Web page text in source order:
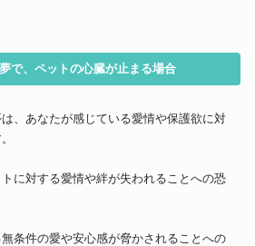
で、ペットの心臓が止まる場合
、あなたが感じている愛情や保護欲に対
に対する愛情や絆が失われることへの恐
条件の愛や安心感が脅かされることへの